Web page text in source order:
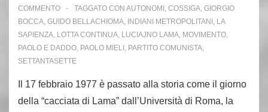
Congedo
COMMENTO
TAGGATO CON AUTONOMI , COSSIGA, GIORGIO
BOCCA, GUIDO BELLACHIOMA, INDIANI METROPOLITANI , LA
SAPIENZA, LOTTA CONTINUA, LUCIAJNO LAMA, MOVIMENTO,
PAOLO E DADDO, PAOLO MIELI , PARTITO COMUNISTA,
SETTANTASETTE
Il 17 febbraio 1977 è passato alla storia come il giorno
della “cacciata di Lama” dall’Università di Roma, la